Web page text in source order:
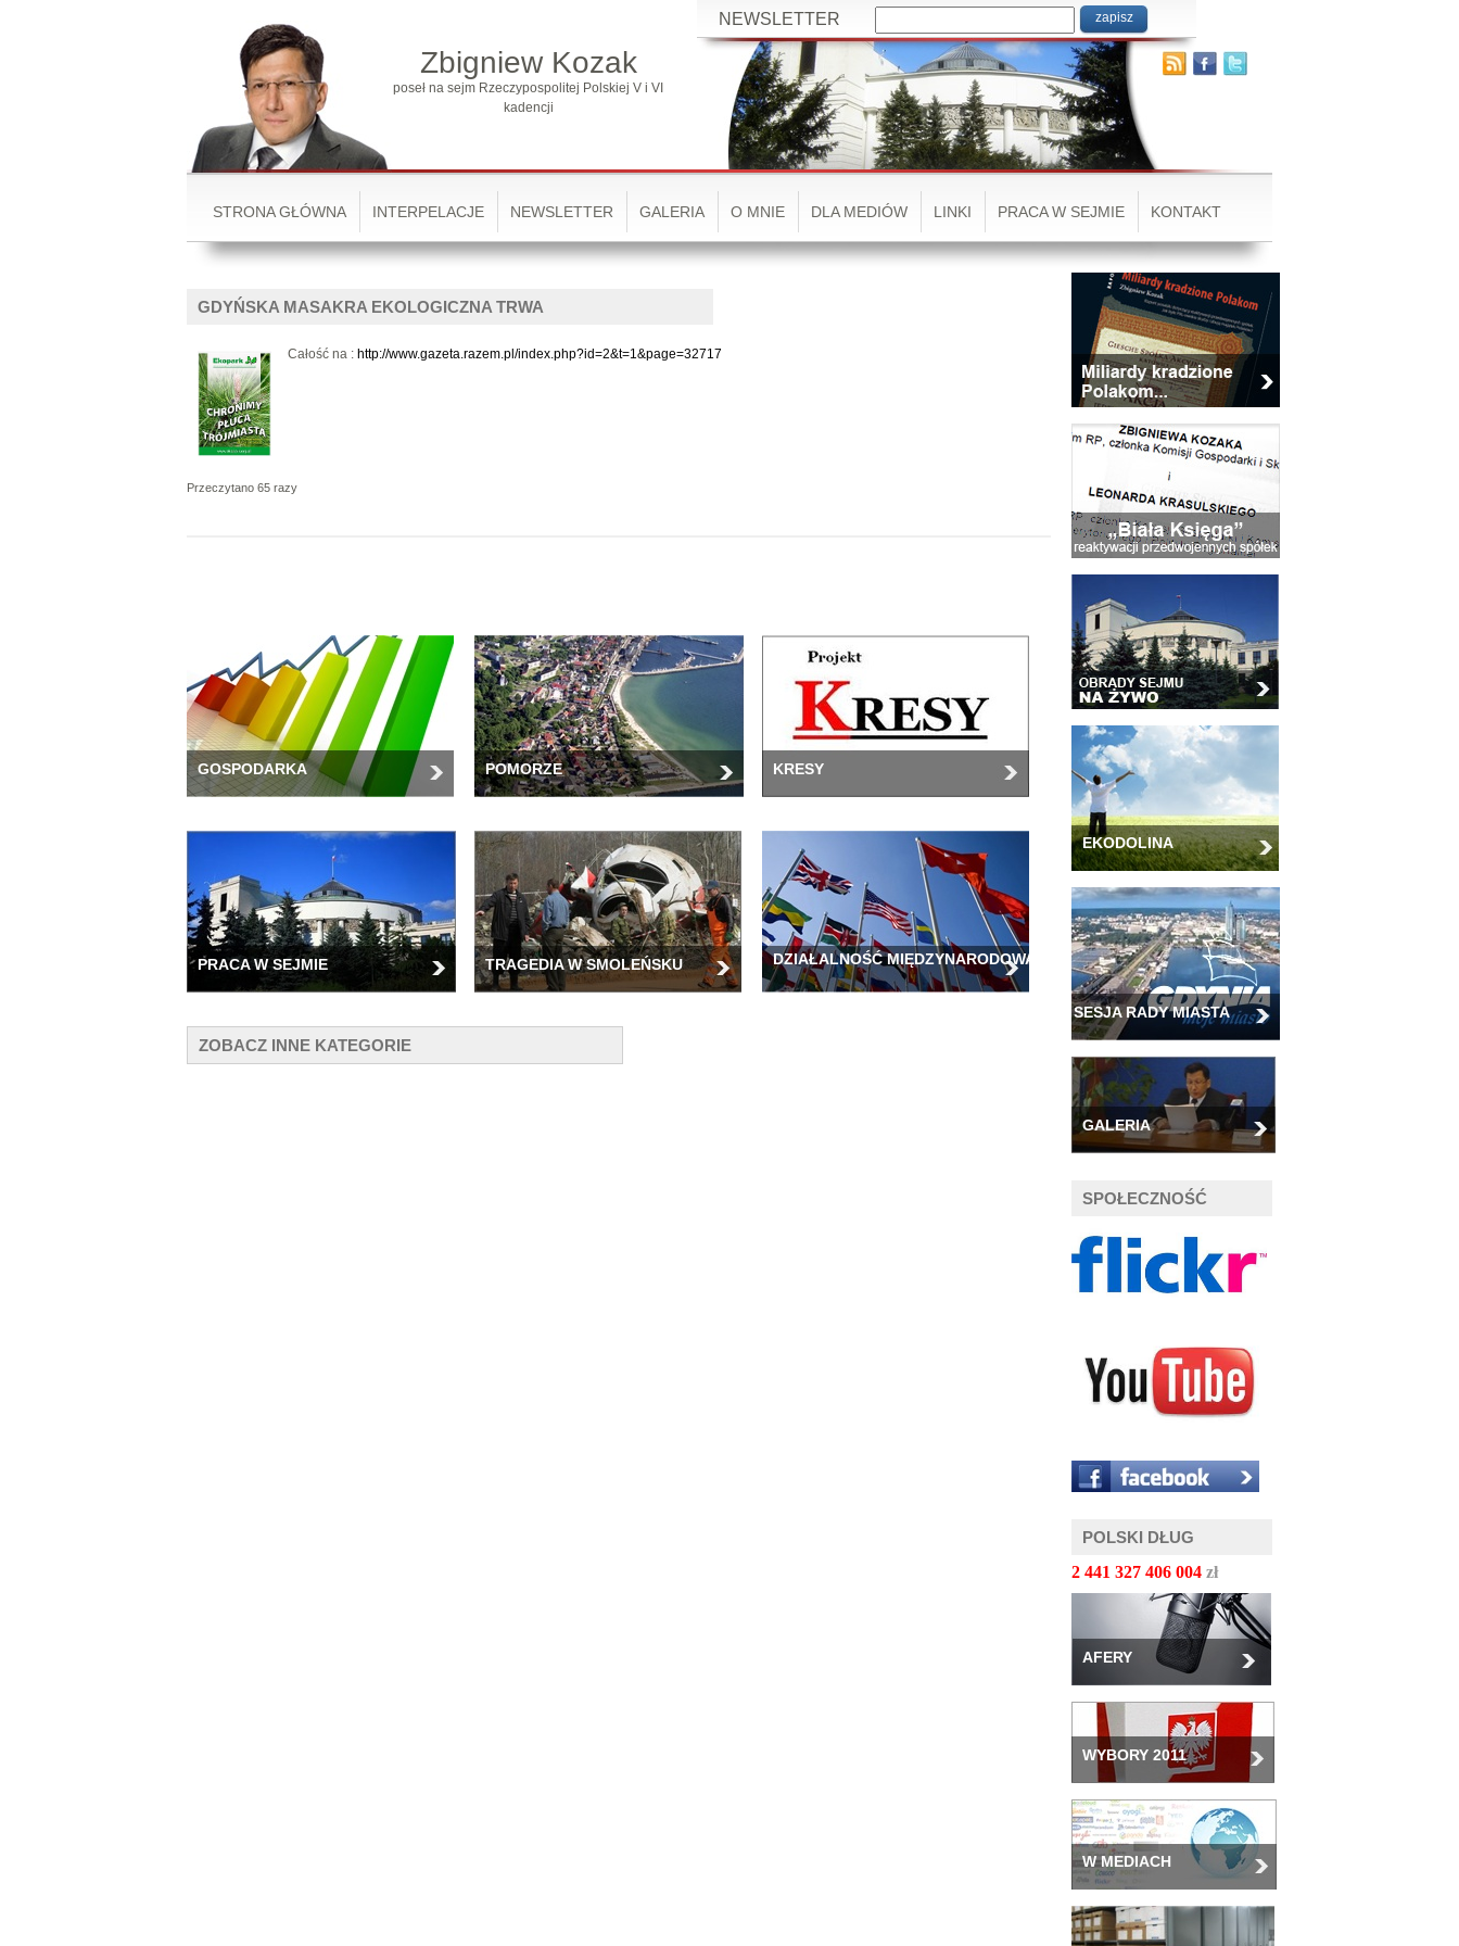
Zbigniew Kozak
poseł na sejm Rzeczypospolitej Polskiej V i VI
kadencji
NEWSLETTER
STRONA GŁÓWNA INTERPELACJE NEWSLETTER GALERIA O MNIE DLA MEDIÓW LINKI PRACA W SEJMIE KONTAKT
GDYŃSKA MASAKRA EKOLOGICZNA TRWA
Całość na : http://www.gazeta.razem.pl/index.php?id=2&t=1&page=32717
Przeczytano 65 razy
GOSPODARKA POMORZE KRESY
PRACA W SEJMIE TRAGEDIA W SMOLEŃSKU DZIAŁALNOŚĆ MIĘDZYNARODOWA
ZOBACZ INNE KATEGORIE
EKODOLINA
SESJA RADY MIASTA
GALERIA
SPOŁECZNOŚĆ
POLSKI DŁUG
2 441 327 408 043 zł
AFERY
WYBORY 2011
W MEDIACH